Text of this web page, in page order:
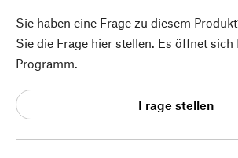
Sie haben eine Frage zu diesem
Sie die Frage hier stellen. Es öffnet
Programm.
Frage stellen